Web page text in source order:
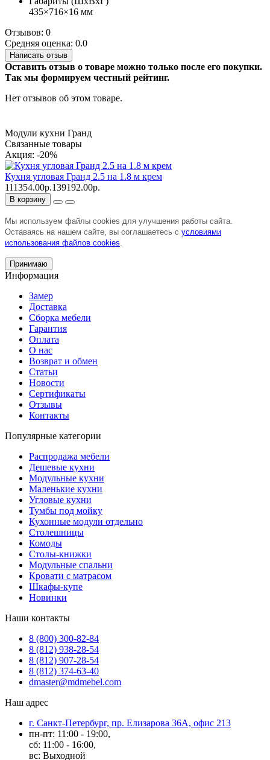
435×716×16 мм
Отзывов: 0
Средняя оценка: 0.0
Написать отзыв
Оставить отзыв о товаре можно только после его покупки.
Так мы формируем честный рейтинг.
Нет отзывов об этом товаре.
Модули кухни Гранд
Связанные товары
Акция: -20%
Кухня угловая Гранд 2.5 на 1.8 м крем
111354.00р.139192.00р.
В корзину
Мы используем файлы cookies для улучшения работы сайта.
Оставаясь на нашем сайте, вы соглашаетесь с условиями
использования файлов cookies.
Принимаю
Информация
Замер
Доставка
Сборка мебели
Гарантия
Оплата
О нас
Возврат и обмен
Статьи
Новости
Сертификаты
Отзывы
Контакты
Популярные категории
Распродажа мебели
Дешевые кухни
Модульные кухни
Маленькие кухни
Угловые кухни
Тумбы под мойку
Кухонные модули отдельно
Столешницы
Комоды
Столы-книжки
Модульные спальни
Кровати с матрасом
Шкафы-купе
Новинки
Наши контакты
8 (800) 300-82-84
8 (812) 938-28-54
8 (812) 907-28-54
8 (812) 374-63-40
dmaster@mdmebel.com
Наш адрес
г. Санкт-Петербург, пр. Елизарова 36А, офис 213
пн-пт: 11:00 - 19:00,
сб: 11:00 - 16:00,
вс: Выходной